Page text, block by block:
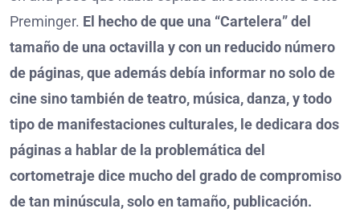
Preminger. El hecho de que una “Cartelera” del
tamaño de una octavilla y con un reducido número
de páginas, que además debía informar no solo de
cine sino también de teatro, música, danza, y todo
tipo de manifestaciones culturales, le dedicara dos
páginas a hablar de la problemática del
cortometraje dice mucho del grado de compromiso
de tan minúscula, solo en tamaño, publicación.